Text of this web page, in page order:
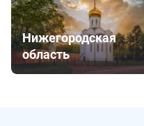
Нижегородская
область